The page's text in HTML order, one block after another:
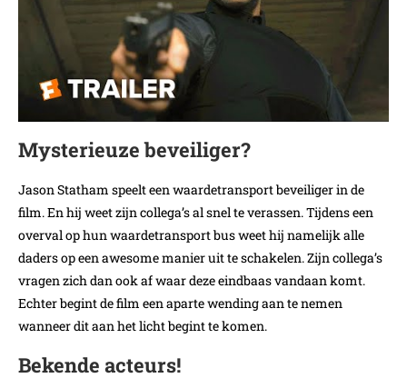
Mysterieuze beveiliger?
Jason Statham speelt een waardetransport beveiliger in de
film. En hij weet zijn collega’s al snel te verassen. Tijdens een
overval op hun waardetransport bus weet hij namelijk alle
daders op een awesome manier uit te schakelen. Zijn collega’s
vragen zich dan ook af waar deze eindbaas vandaan komt.
Echter begint de film een aparte wending aan te nemen
wanneer dit aan het licht begint te komen.
Bekende acteurs!